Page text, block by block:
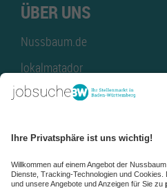
ÜBER UNS
Nussbaum.de
lokalmatador
kaufinBW
NussbaumID
Nussbaum Medien